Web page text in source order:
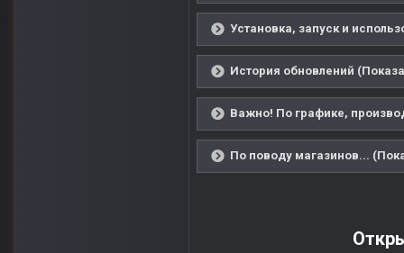
Установка, запуск и
История обновлений
Важно! По графике,
По поводу магазинов...